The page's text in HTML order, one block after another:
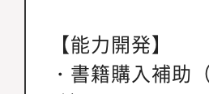
【能力開発】
・書籍購入補助